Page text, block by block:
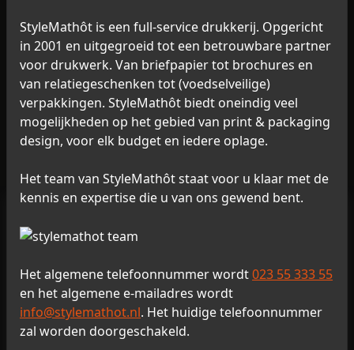
Velden gemarkeerd met
een*zijn verplicht. Verzenden
StyleMathôt is een full-service drukkerij. Opgericht
in 2001 en uitgegroeid tot een betrouwbare partner
voor drukwerk. Van briefpapier tot brochures en
van relatiegeschenken tot (voedselveilige)
verpakkingen. StyleMathôt biedt oneindig veel
mogelijkheden op het gebied van print & packaging
design, voor elk budget en iedere oplage.
Het team van StyleMathôt staat voor u klaar met de
kennis en expertise die u van ons gewend bent.
Het algemene telefoonnummer wordt023 55 333 55
en het algemene e-mailadres wordt
info@stylemathot.nl. Het huidige telefoonnummer
zal worden doorgeschakeld.
Nijverheidsweg 1
T0251 24 01 89
E
info@vanrixelenvanhoesel.nl
W www.vanrixelenvanhoesel.nl